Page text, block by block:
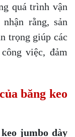
quá trình vận
rằng, sản
trọng giúp các
việc, đảm
băng keo
jumbo dày